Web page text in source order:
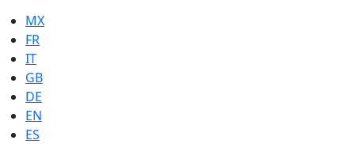
MX
FR
IT
GB
DE
EN
ES